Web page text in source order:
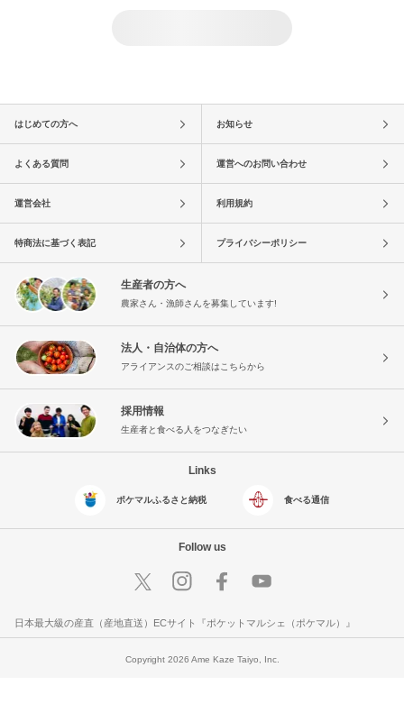
はじめての方へ お知らせ
よくある質問 運営へのお問い合わせ
運営会社 利用規約
特商法に基づく表記 プライバシーポリシー
生産者の方へ
農家さん・漁師さんを募集しています!
法人・自治体の方へ
アライアンスのご相談はこちらから
採用情報
生産者と食べる人をつなぎたい
Links
ポケマルふるさと納税 食べる通信
Follow us
日本最大級の産直（産地直送）ECサイト『ポケットマルシェ（ポケマル）』
Copyright 2026 Ame Kaze Taiyo, Inc.